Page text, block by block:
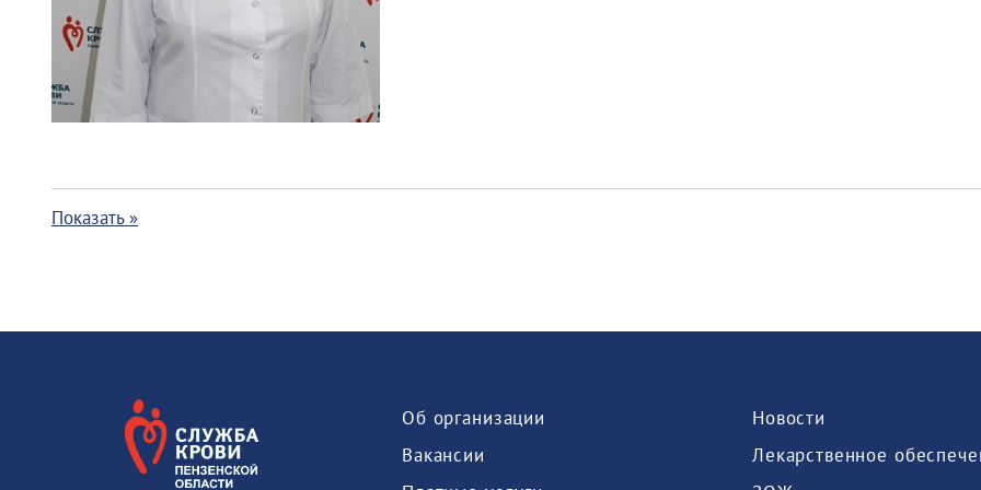
Показать »
Об организации
Вакансии
Новости
Лекарственное